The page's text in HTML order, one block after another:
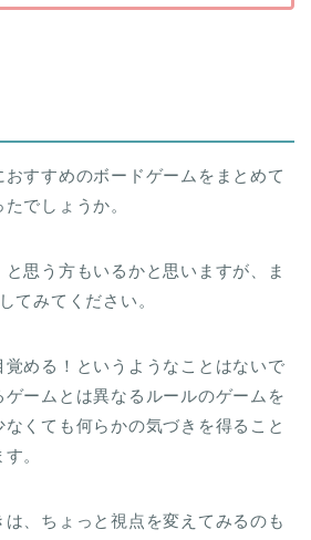
すすめのボードゲームをまとめて
でしょうか。
と思う方もいるかと思いますが、ま
てみてください。
める！というようなことはないで
ームとは異なるルールのゲームを
くても何らかの気づきを得ること
。
、ちょっと視点を変えてみるのも